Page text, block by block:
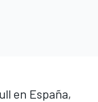
en España,